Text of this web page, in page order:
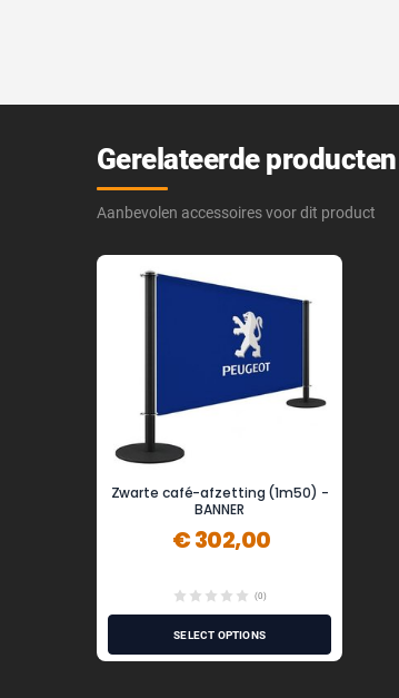
Gerelateerde producten
Aanbevolen accessoires voor dit product
Zwarte café-afzetting (1m50) -
BANNER
€ 302,00
(0)
SELECT OPTIONS